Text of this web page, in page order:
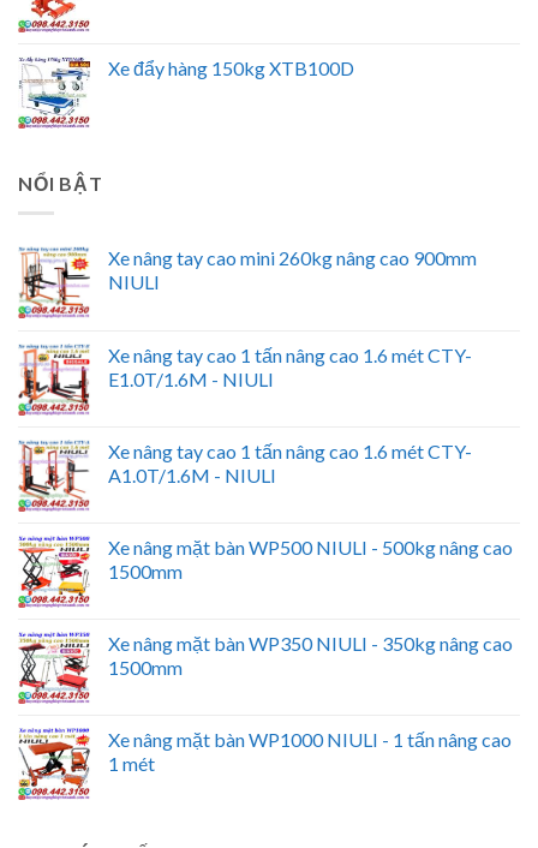
Xe đẩy hàng 150kg XTB100D
NỔI BẬT
Xe nâng tay cao mini 260kg nâng cao 900mm
NIULI
Xe nâng tay cao 1 tấn nâng cao 1.6 mét CTY-
E1.0T/1.6M - NIULI
Xe nâng tay cao 1 tấn nâng cao 1.6 mét CTY-
A1.0T/1.6M - NIULI
Xe nâng mặt bàn WP500 NIULI - 500kg nâng cao
1500mm
Xe nâng mặt bàn WP350 NIULI - 350kg nâng cao
1500mm
Xe nâng mặt bàn WP1000 NIULI - 1 tấn nâng cao
1 mét